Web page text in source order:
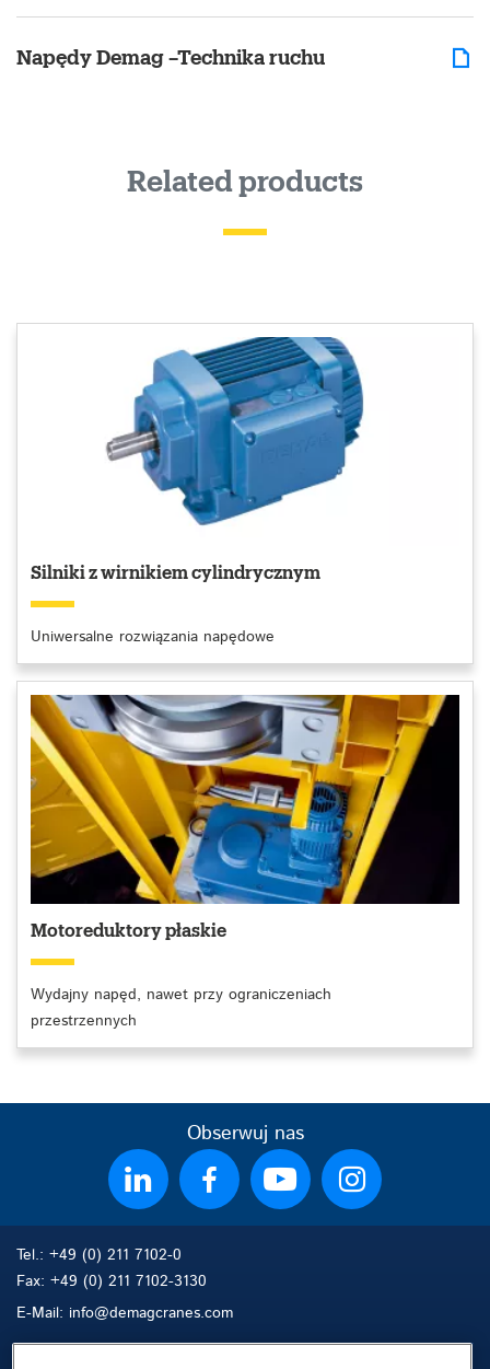
Napędy Demag –Technika ruchu
Related products
Silniki z wirnikiem cylindrycznym
Uniwersalne rozwiązania napędowe
Motoreduktory płaskie
Wydajny napęd, nawet przy ograniczeniach
przestrzennych
Obserwuj nas
Tel.: +49 (0) 211 7102-0
Fax: +49 (0) 211 7102-3130
E-Mail: info@demagcranes.com